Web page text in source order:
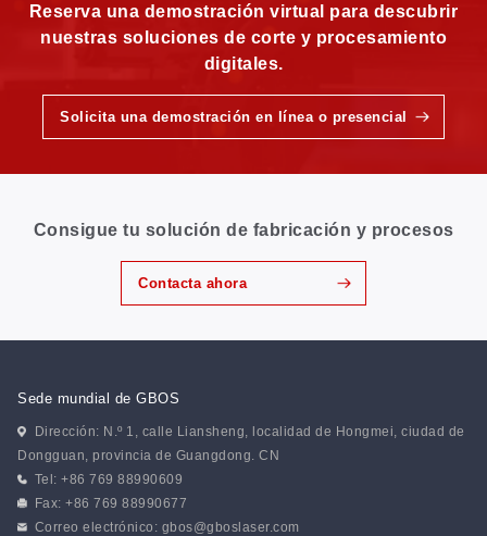
Reserva una demostración virtual para descubrir
nuestras soluciones de corte y procesamiento
digitales.
Solicita una demostración en línea o presencial
Consigue tu solución de fabricación y procesos
Contacta ahora
Sede mundial de GBOS
Dirección: N.º 1, calle Liansheng, localidad de Hongmei, ciudad de
Dongguan, provincia de Guangdong. CN
Tel: +86 769 88990609
Fax: +86 769 88990677
Correo electrónico: gbos@gboslaser.com